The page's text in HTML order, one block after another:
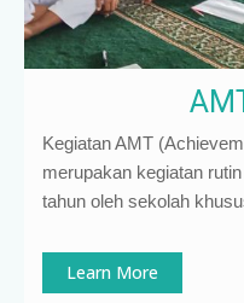
Kegiatan AMT
merupakan kegiatan
tahun oleh sekolah
Learn More